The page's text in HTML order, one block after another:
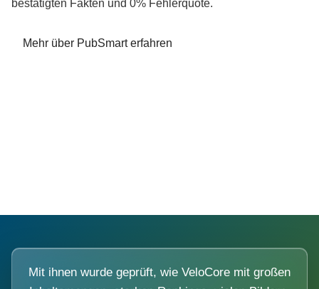
bestätigten Fakten und 0% Fehlerquote.
Mehr über PubSmart erfahren
Mit ihnen wurde geprüft, wie VeloCore mit großen